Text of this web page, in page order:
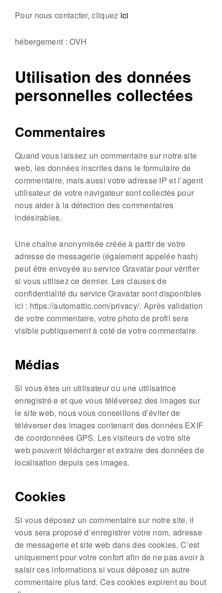
t
i
o
s
Pour nous contacter, cliquez ici
hébergement : OVH
Utilisation des données
personnelles collectées
Commentaires
Quand vous laissez un commentaire sur notre site
web, les données inscrites dans le formulaire de
commentaire, mais aussi votre adresse IP et l’agent
utilisateur de votre navigateur sont collectés pour
nous aider à la détection des commentaires
indésirables.
Une chaîne anonymisée créée à partir de votre
adresse de messagerie (également appelée hash)
peut être envoyée au service Gravatar pour vérifier
si vous utilisez ce dernier. Les clauses de
confidentialité du service Gravatar sont disponibles
ici : https://automattic.com/privacy/. Après validation
de votre commentaire, votre photo de profil sera
visible publiquement à coté de votre commentaire.
Médias
Si vous êtes un utilisateur ou une utilisatrice
enregistré·e et que vous téléversez des images sur
le site web, nous vous conseillons d’éviter de
téléverser des images contenant des données EXIF
de coordonnées GPS. Les visiteurs de votre site
web peuvent télécharger et extraire des données de
localisation depuis ces images.
Cookies
Si vous déposez un commentaire sur notre site, il
vous sera proposé d’enregistrer votre nom, adresse
de messagerie et site web dans des cookies. C’est
uniquement pour votre confort afin de ne pas avoir à
saisir ces informations si vous déposez un autre
commentaire plus tard. Ces cookies expirent au bout